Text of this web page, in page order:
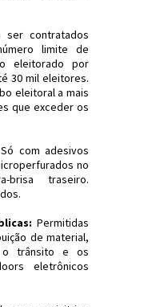
ser contratados
limite de
eleitorado por
30 mil eleitores.
eleitoral a mais
que exceder os
Só com adesivos
no
brisa traseiro.
Permitidas
de material,
o trânsito e os
eletrônicos